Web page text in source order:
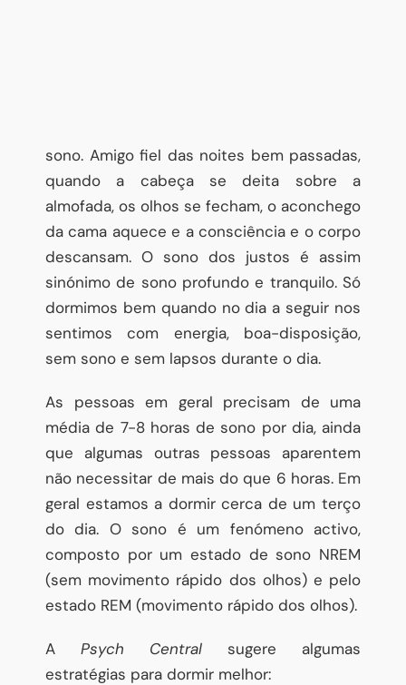
sono. Amigo fiel das noites bem passadas,
quando a cabeça se deita sobre a
almofada, os olhos se fecham, o aconchego
da cama aquece e a consciência e o corpo
descansam. O sono dos justos é assim
sinónimo de sono profundo e tranquilo. Só
dormimos bem quando no dia a seguir nos
sentimos com energia, boa-disposição,
sem sono e sem lapsos durante o dia.
As pessoas em geral precisam de uma
média de 7-8 horas de sono por dia, ainda
que algumas outras pessoas aparentem
não necessitar de mais do que 6 horas. Em
geral estamos a dormir cerca de um terço
do dia. O sono é um fenómeno activo,
composto por um estado de sono NREM
(sem movimento rápido dos olhos) e pelo
estado REM (movimento rápido dos olhos).
A Psych Central sugere algumas
estratégias para dormir melhor: